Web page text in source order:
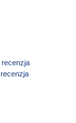
recenzja
recenzja